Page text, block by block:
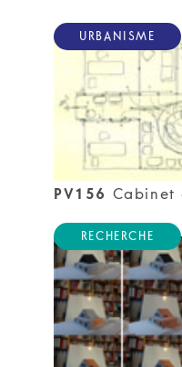
PV156
URBANISME
RECHERCHE